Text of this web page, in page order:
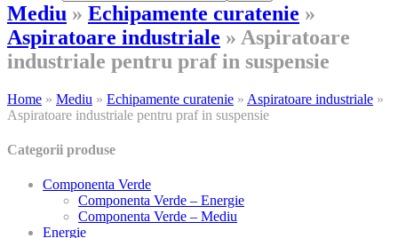
Mediu » Echipamente curatenie »
Aspiratoare industriale » Aspiratoare
industriale pentru praf in suspensie
Home » Mediu » Echipamente curatenie » Aspiratoare industriale »
Aspiratoare industriale pentru praf in suspensie
Categorii produse
Componenta Verde
Componenta Verde – Energie
Componenta Verde – Mediu
Energie